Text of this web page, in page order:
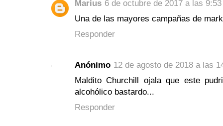
Marius 6 de octubre de 2017 a las 9:53
Una de las mayores campañas de
Responder
Anónimo 12 de agosto de 2018 a las
Maldito Churchill ojala que este
alcohólico bastardo...
Responder